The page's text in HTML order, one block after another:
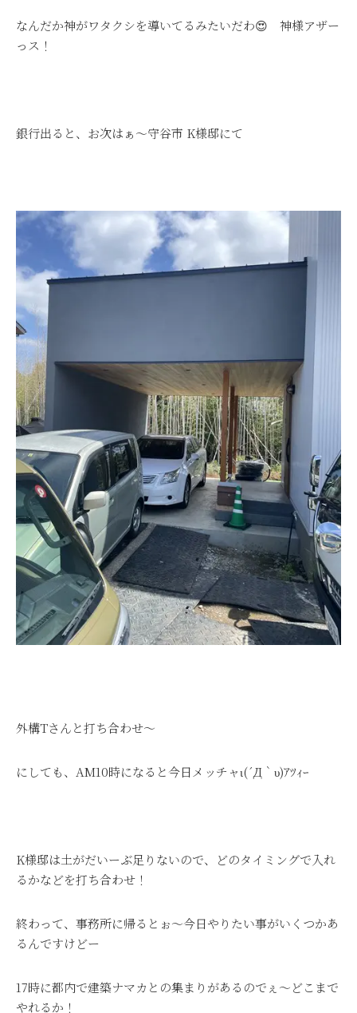
なんだか神がワタクシを導いてるみたいだわ😍 神様アザー
っス！
銀行出ると、お次はぁ～守谷市 K様邸にて
外構Tさんと打ち合わせ～
にしても、AM10時になると今日メッチャι(´Д｀υ)ｱﾂｨｰ
K様邸は土がだいーぶ足りないので、どのタイミングで入れ
るかなどを打ち合わせ！
終わって、事務所に帰るとぉ～今日やりたい事がいくつかあ
るんですけどー
17時に都内で建築ナマカとの集まりがあるのでぇ～どこまで
やれるか！